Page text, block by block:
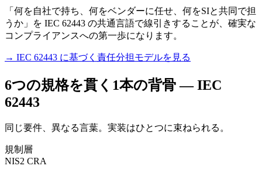
「何を自社で持ち、何をベンダーに任せ、何をSIと共同で担
うか」を IEC 62443 の共通言語で線引きすることが、確実な
コンプライアンスへの第一歩になります。
→ IEC 62443 に基づく責任分担モデルを見る
6つの規格を貫く1本の背骨 — IEC
62443
同じ要件、異なる言葉。実装はひとつに束ねられる。
規制層
NIS2 CRA